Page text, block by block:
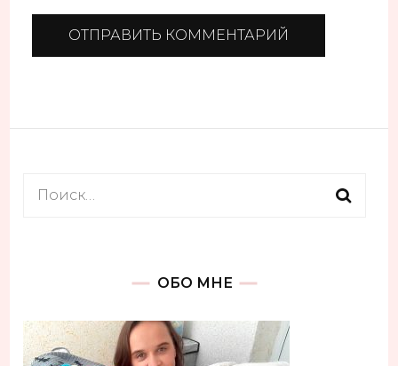
Найти:
ОБО МНЕ